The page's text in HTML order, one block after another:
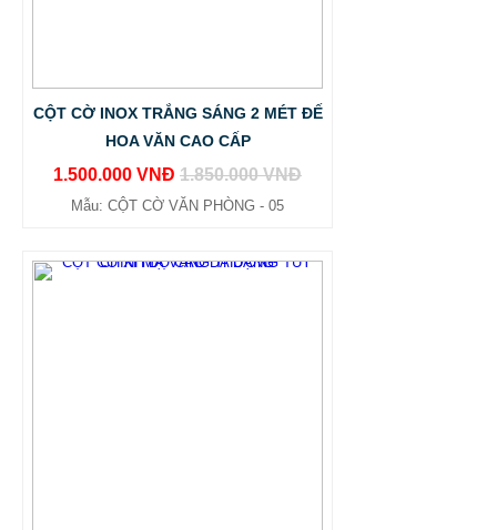
CỘT CỜ INOX TRẮNG SÁNG 2 MÉT ĐẾ
HOA VĂN CAO CẤP
1.500.000 VNĐ 1.850.000 VNĐ
Mẫu: CỘT CỜ VĂN PHÒNG - 05